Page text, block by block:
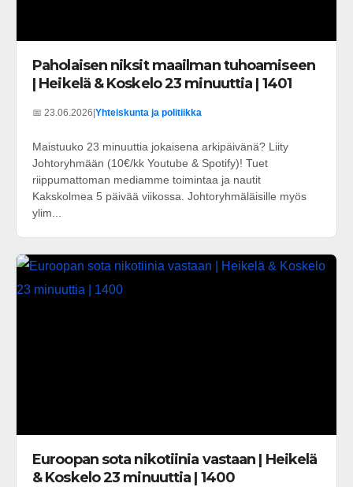
Paholaisen niksit maailman tuhoamiseen
| Heikelä & Koskelo 23 minuuttia | 1401
📅 23.06.2026 Yhteiskunta ja politiikka
Maistuuko 23 minuuttia jokaisena arkipäivänä? Liity
Johtoryhmään (10€/kk Youtube & Spotify)! Tuet
riippumattoman mediamme toimintaa ja nautit
Kakskolmea 5 päivää viikossa. Johtoryhmäläisille myös
ylim...
Euroopan sota nikotiinia vastaan | Heikelä
& Koskelo 23 minuuttia | 1400